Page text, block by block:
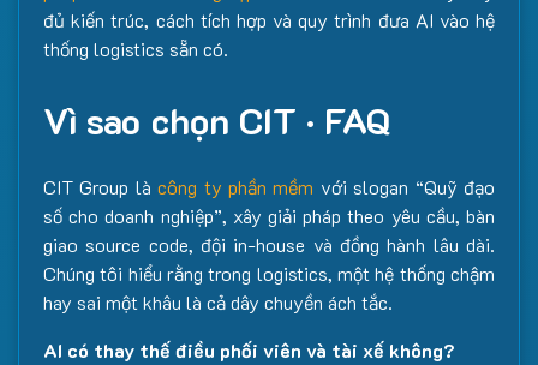
đủ kiến trúc, cách tích hợp và quy trình đưa AI vào hệ
thống logistics sẵn có.
Vì sao chọn CIT · FAQ
CIT Group làcông ty phần mềm với slogan “Quỹ đạo
số cho doanh nghiệp”, xây giải pháp theo yêu cầu, bàn
giao source code, đội in-house và đồng hành lâu dài.
Chúng tôi hiểu rằng trong logistics, một hệ thống chậm
hay sai một khâu là cả dây chuyền ách tắc.
AI có thay thế điều phối viên và tài xế không?